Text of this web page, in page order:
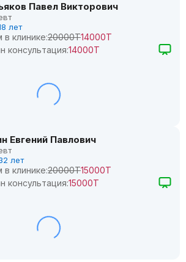
Павел Викторович
лет
клинике:20000Т14000Т
консультация:14000Т
Евгений Павлович
лет
клинике:20000Т15000Т
консультация:15000Т